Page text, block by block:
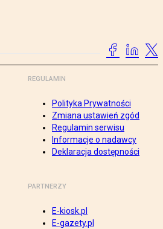
REGULAMIN
Polityka Prywatności
Zmiana ustawień zgód
Regulamin serwisu
Informacje o nadawcy
Deklaracja dostępności
PARTNERZY
E-kiosk.pl
E-gazety.pl